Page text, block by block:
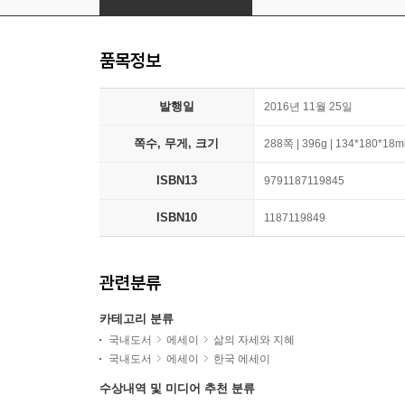
품목정보
발행일 2016년 11월 25일
쪽수, 무게, 크기 288쪽 | 396g |
ISBN13 9791187119845
ISBN10 1187119849
관련분류
카테고리 분류
국내도서 에세이
삶의 자세와 지혜
국내도서
에세이 한국 에세이
수상내역 및 미디어 추천 분류